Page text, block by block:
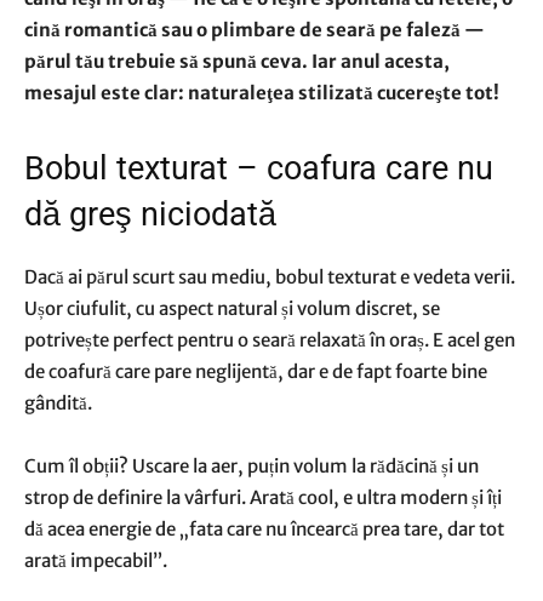
cină romantică sau o plimbare de seară pe faleză —
părul tău trebuie să spună ceva. Iar anul acesta,
mesajul este clar: naturaleţea stilizată cucereşte tot!
Bobul texturat – coafura care nu
dă greş niciodată
Dacă ai părul scurt sau mediu, bobul texturat e vedeta verii.
Ușor ciufulit, cu aspect natural și volum discret, se
potrivește perfect pentru o seară relaxată în oraș. E acel gen
de coafură care pare neglijentă, dar e de fapt foarte bine
gândită.
Cum îl obții? Uscare la aer, puțin volum la rădăcină și un
strop de definire la vârfuri. Arată cool, e ultra modern și îți
dă acea energie de „fata care nu încearcă prea tare, dar tot
arată impecabil”.